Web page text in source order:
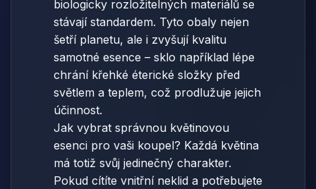
biologicky rozložitelných materiálů se
stávají standardem. Tyto obaly nejen
šetří planetu, ale i zvyšují kvalitu
samotné esence – sklo například lépe
chrání křehké éterické složky před
světlem a teplem, což prodlužuje jejich
účinnost.
Jak vybrat správnou květinovou
esenci pro vaši koupel? Každá květina
má totiž svůj jedinečný charakter.
Pokud cítíte vnitřní neklid a potřebujete